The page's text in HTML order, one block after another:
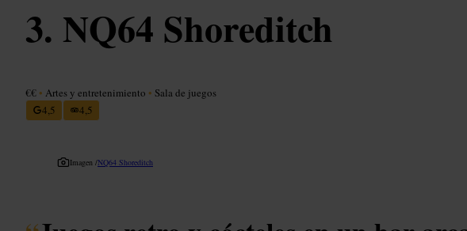
NQ64 Shoreditch
€€ • Artes y entretenimiento • Sala de juegos
4,5
4,5
Imagen /NQ64 Shoreditch